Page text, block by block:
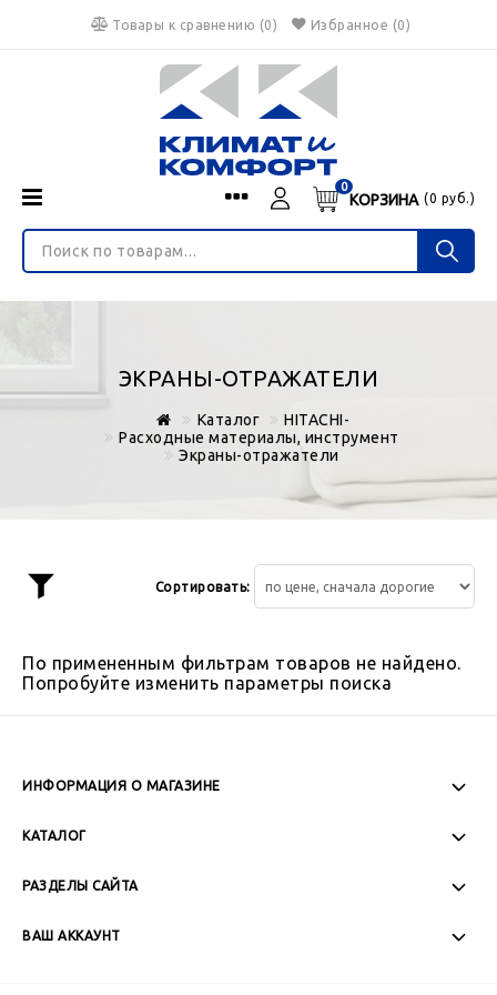
Товары к сравнению (0) Избранное (0)
Menu
Войти
€ $ руб.
КОРЗИНА
0
(0 руб.)
О нас
НЕ ЯВЛЯЕТСЯ ПУБЛИЧНОЙ ОФЕРТОЙ
Доставка и оплата
Блог
Контакты
ЭКРАНЫ-ОТРАЖАТЕЛИ
Каталог
HITACHI-
Расходные материалы, инструмент
Экраны-отражатели
Сортировать:
По примененным фильтрам товаров не найдено.
Попробуйте изменить параметры поиска
ИНФОРМАЦИЯ О МАГАЗИНЕ
Сб-Вс: Выходной
КАТАЛОГ
РАЗДЕЛЫ САЙТА
ВАШ АККАУНТ